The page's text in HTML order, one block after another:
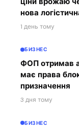
нова
1 день тому
БИЗНЕС
ФОП отримав
має права
призначення
3 дня тому
БИЗНЕС